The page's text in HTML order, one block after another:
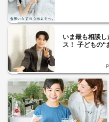
いま最も相談
ス！ 子どもの“